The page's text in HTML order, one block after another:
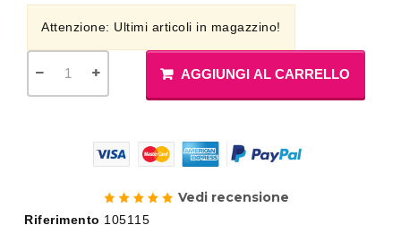
Attenzione: Ultimi articoli in magazzino!
AGGIUNGI AL CARRELLO
Vedi recensione
Riferimento 105115